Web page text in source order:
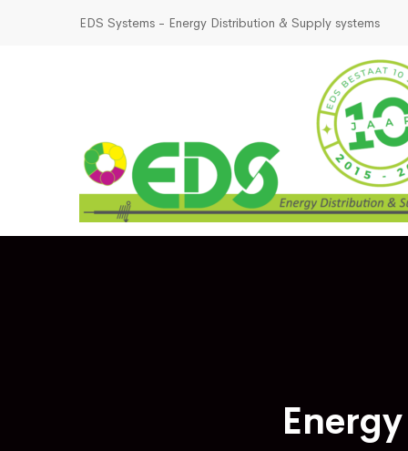
EDS Systems - Energy Distribution & Supply systems